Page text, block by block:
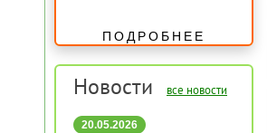
Купить
ПОДРОБНЕЕ
Новости все новости
20.05.2026